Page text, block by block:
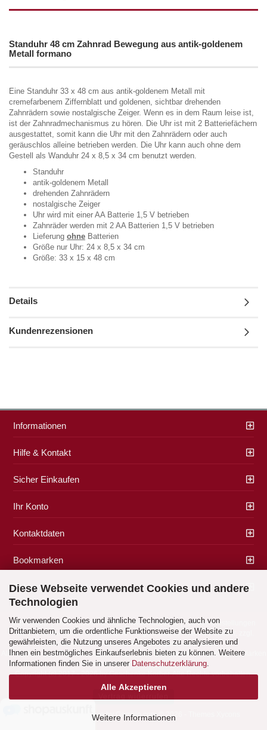
Diese Webseite verwendet Cookies und andere
Technologien
Wir verwenden Cookies und ähnliche Technologien, auch von
Drittanbietern, um die ordentliche Funktionsweise der Website zu
gewährleisten, die Nutzung unseres Angebotes zu analysieren und
Ihnen ein bestmögliches Einkaufserlebnis bieten zu können. Weitere
Informationen finden Sie in unserer Datenschutzerklärung.
Alle Akzeptieren
Weitere Informationen
Standuhr 48 cm Zahnrad Bewegung aus antik-goldenem
Metall formano
Eine Standuhr 33 x 48 cm aus antik-goldenem Metall mit
cremefarbenem Ziffernblatt und goldenen, sichtbar drehenden
Zahnrädern sowie nostalgische Zeiger. Wenn es in dem Raum leise ist,
ist der Zahnradmechanismus zu hören. Die Uhr ist mit 2 Batteriefächern
ausgestattet, somit kann die Uhr mit den Zahnrädern oder auch
geräuschlos alleine betrieben werden. Die Uhr kann auch ohne dem
Gestell als Wanduhr 24 x 8,5 x 34 cm benutzt werden.
Standuhr
antik-goldenem Metall
drehenden Zahnrädern
nostalgische Zeiger
Uhr wird mit einer AA Batterie 1,5 V betrieben
Zahnräder werden mit 2 AA Batterien 1,5 V betrieben
Lieferung ohne Batterien
Größe nur Uhr: 24 x 8,5 x 34 cm
Größe: 33 x 15 x 48 cm
Details
Kundenrezensionen
Informationen
Hilfe & Kontakt
Sicher Einkaufen
Ihr Konto
Kontaktdaten
Bookmarken
Zahlung & Versand
Impressum|AGB|Datenschutz|Widerrufsrecht| Cookie Einstellungen
Alle Preise verstehen sich inklusive der gesetzlichen Mehrwertsteuer, zzgl.
Versandkostensoweit nicht anders gekennzeichnet.
Alle Marken- und Produktbeschreibungen sind Marken oder eingetragene Marken
der entsprechenden Eigentümer.
Copyright (c) 2017 - 2026 by Geschenke Korber. Alle Rechte vorbehalten.
Shopping Cart Software by Gambio.com © 2026 - Themes